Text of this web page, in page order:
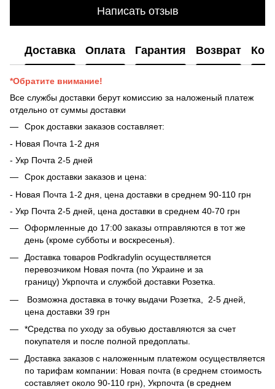
Написать отзыв
Доставка Оплата Гарантия Возврат
*Обратите внимание!
Все службы доставки берут комиссию за наложеный платеж
отдельно от суммы доставки
Срок доставки заказов составляет:
- Новая Почта 1-2 дня
- ​​Укр Почта 2-5 дней
Срок доставки заказов и цена:
- Новая Почта 1-2 дня, цена доставки в среднем 90-110 грн
- Укр Почта 2-5 дней, цена доставки в среднем 40-70 грн
Оформленные до 17:00 заказы отправляются в тот же
день (кроме субботы и воскресенья).
Доставка товаров Podkradylin осуществляется
перевозчиком Новая почта (по Украине и за
границу) Укрпочта и службой доставки Розетка.
Возможна доставка в точку выдачи Розетка, 2-5 дней,
цена доставки 39 грн
*Средства по уходу за обувью доставляются за счет
покупателя и после полной предоплаты.
Доставка заказов с наложенным платежом осуществляется
по тарифам компании: Новая почта (в среднем стоимость
составляет около 90-110 грн), Укрпочта (в среднем